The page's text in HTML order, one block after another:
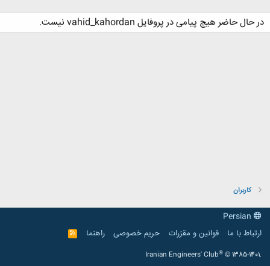
در حال حاضر هیچ پیامی در پروفایل vahid_kahordan نیست.
کاربران
ارتباط با ما
قوانین و مقرّرات حریم خصوصی راهنما
R
S
Iranian Engineers' Club® © 1385-1401.